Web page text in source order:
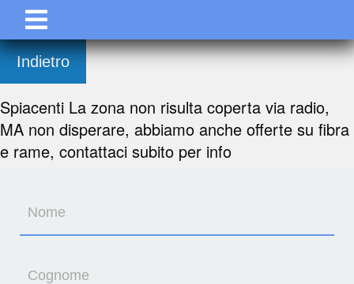
Indietro
Spiacenti La zona non risulta coperta via radio,
MA non disperare, abbiamo anche offerte su fibra
e rame, contattaci subito per info
Nome
Cognome